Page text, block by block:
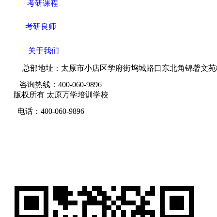
考研课程
考研良师
关于我们
总部地址：太原市小店区学府街坞城路口东北角锦馨文苑
咨询热线：400-060-9896
版权所有 太原万学培训学校
电话：400-060-9896